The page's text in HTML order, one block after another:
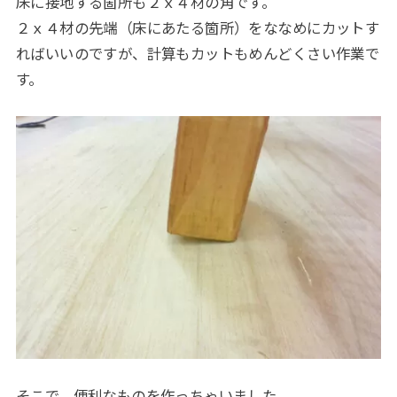
２ｘ４材の先端（床にあたる箇所）をななめにカットす
ればいいのですが、計算もカットもめんどくさい作業で
す。